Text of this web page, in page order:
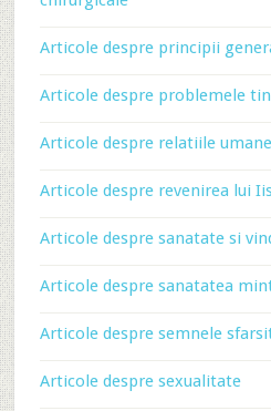
Articole despre principii
Articole despre problemele
Articole despre relatiile umane
Articole despre revenirea lui
Articole despre sanatate si
Articole despre sanatatea
Articole despre semnele
Articole despre sexualitate